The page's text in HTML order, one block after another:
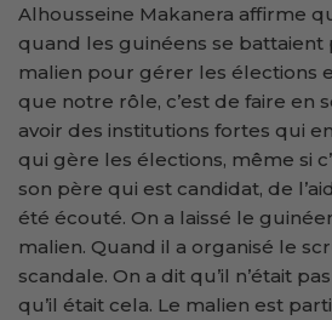
Alhousseine Makanera affirme
quand les guinéens se battaient
malien pour gérer les élections
que notre rôle, c’est de faire en
avoir des institutions fortes qui
qui gère les élections, même si
son père qui est candidat, de
été écouté. On a laissé le
malien. Quand il a organisé le
scandale. On a dit qu’il n’était
qu’il était cela. Le malien est